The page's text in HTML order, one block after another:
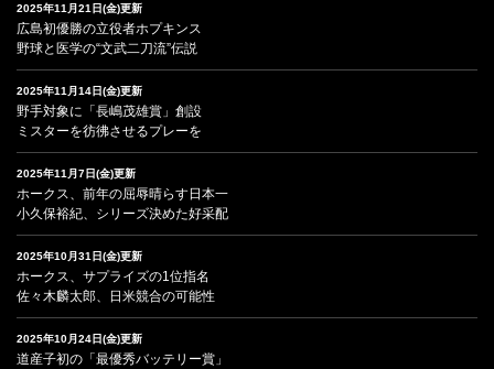
2025年11月21日(金)更新
広島初優勝の立役者ホプキンス
野球と医学の“文武二刀流”伝説
2025年11月14日(金)更新
野手対象に「長嶋茂雄賞」創設
ミスターを彷彿させるプレーを
2025年11月7日(金)更新
ホークス、前年の屈辱晴らす日本一
小久保裕紀、シリーズ決めた好采配
2025年10月31日(金)更新
ホークス、サプライズの1位指名
佐々木麟太郎、日米競合の可能性
2025年10月24日(金)更新
道産子初の「最優秀バッテリー賞」